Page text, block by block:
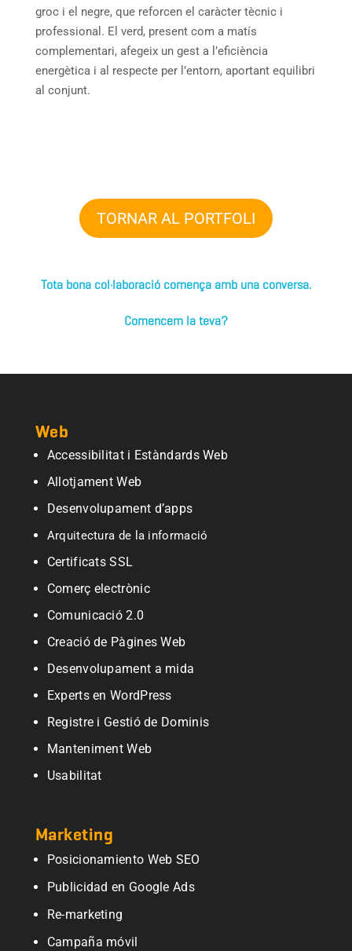
groc i el negre, que reforcen el caràcter tècnic i
professional. El verd, present com a matís
complementari, afegeix un gest a l’eficiència
energètica i al respecte per l’entorn, aportant equilibri
al conjunt.
TORNAR AL PORTFOLI
Tota bona col·laboració comença amb una conversa.
Comencem la teva?
Web
Accessibilitat i Estàndards Web
Allotjament Web
Desenvolupament d’apps
Arquitectura de la informació
Certificats SSL
Comerç electrònic
Comunicació 2.0
Creació de Pàgines Web
Desenvolupament a mida
Experts en WordPress
Registre i Gestió de Dominis
Manteniment Web
Usabilitat
Marketing
Posicionamiento Web SEO
Publicidad en Google Ads
Re-marketing
Campaña móvil